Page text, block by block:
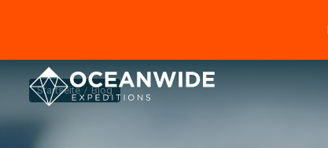
Startseite Blog